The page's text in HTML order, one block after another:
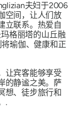
夫妇于2006
空间，让人们放
立联系。热爱自
格丽塔的山丘融
瑜伽、健康和正
让宾客能够享受
的静谧之美。萨
想、徒步旅行和
.